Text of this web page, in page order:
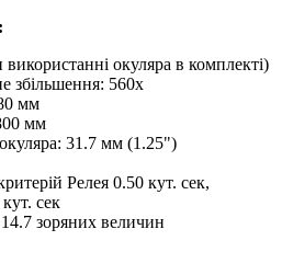
окуляра в комплекті)
збільшення: 560x
мм
мм
31.7 мм (1.25")
Релея 0.50 кут. сек,
сек
зоряних величин